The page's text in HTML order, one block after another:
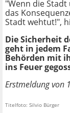
"Wenn die
das
Stadt wehtut!",
Die Sicherheit
geht in jedem
Behörden mit
ins Feuer
Erstmeldung von
Titelfoto: Silvio Bürger